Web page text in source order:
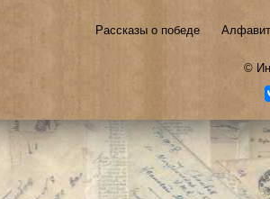
Рассказы о победе
©